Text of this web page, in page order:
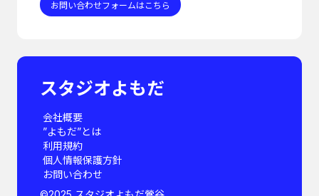
お問い合わせフォームはこちら
スタジオよもだ
会社概要
”よもだ”とは
利用規約
個人情報保護方針
お問い合わせ